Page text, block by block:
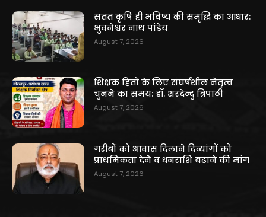
सतत कृषि ही भविष्य की समृद्धि का आधार:
भुवनेश्वर नाथ पांडेय
August 7, 2026
शिक्षक हितों के लिए संघर्षशील नेतृत्व
चुनने का समय: डॉ. शरदेन्दु त्रिपाठी
August 7, 2026
गरीबों को आवास दिलाने दिव्यांगों को
प्राथमिकता देने व धनराशि बढ़ाने की मांग
August 7, 2026